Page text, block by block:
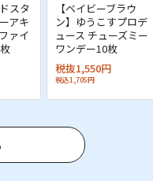
スタ
アキ
ァイ
【ベイビーブラウ
ン】ゆうこすプロデ
ュース チューズミー
ワンデー10枚
税抜1,550円
税込1,705円